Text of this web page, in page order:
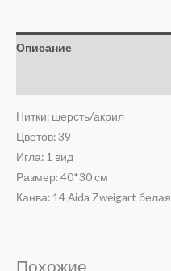
Описание
Нитки: шерсть/акрил
Цветов: 39
Игла: 1 вид
Размер: 40*30 см
Канва: 14 Aida Zweigart белая
Похожие